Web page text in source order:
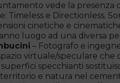
vede la presenza
Timeless e Directionless.
cinetiche e
luogo ad una diversa
– Fotografo e
virtuale/speculare
specchianti
e natura nel